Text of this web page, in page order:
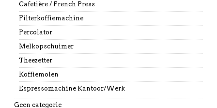
Cafetière / French Press
Filterkoffiemachine
Percolator
Melkopschuimer
Theezetter
Koffiemolen
Espressomachine Kantoor/Werk
Geen categorie